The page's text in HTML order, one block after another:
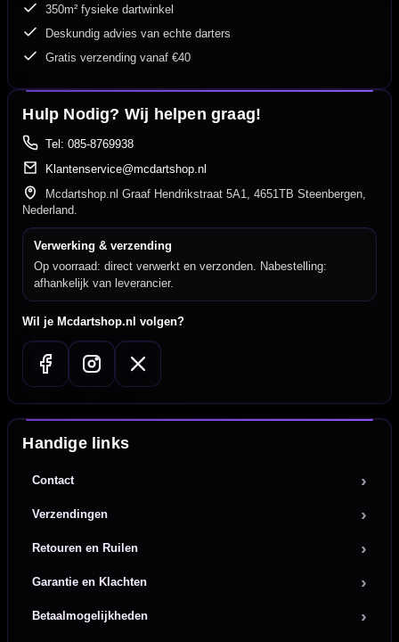
350m² fysieke dartwinkel
Deskundig advies van echte darters
Gratis verzending vanaf €40
Hulp Nodig? Wij helpen graag!
Tel: 085-8769938
Klantenservice@mcdartshop.nl
Mcdartshop.nl Graaf Hendrikstraat 5A1, 4651TB Steenbergen,
Nederland.
Verwerking & verzending
Op voorraad: direct verwerkt en verzonden. Nabestelling:
afhankelijk van leverancier.
Wil je Mcdartshop.nl volgen?
Handige links
Contact
Verzendingen
Retouren en Ruilen
Garantie en Klachten
Betaalmogelijkheden